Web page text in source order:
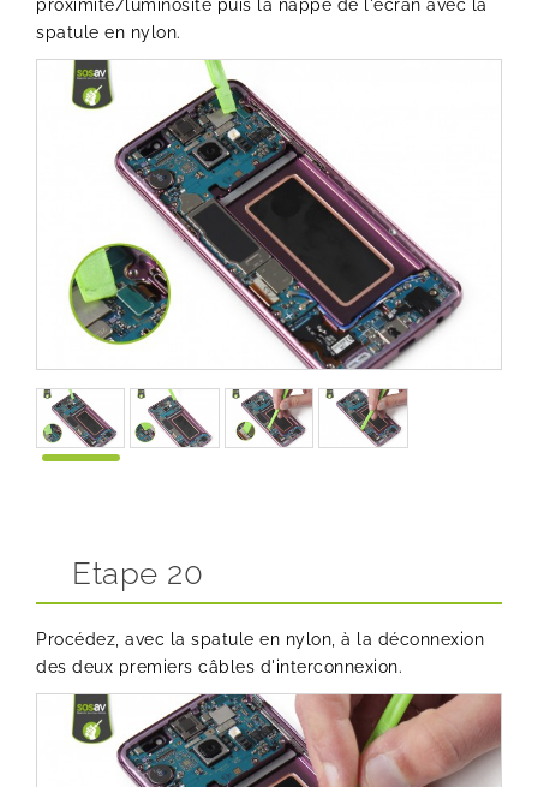
proximité/luminosité puis la nappe de l'écran avec la
spatule en nylon.
Etape 20
Procédez, avec la spatule en nylon, à la déconnexion
des deux premiers câbles d'interconnexion.